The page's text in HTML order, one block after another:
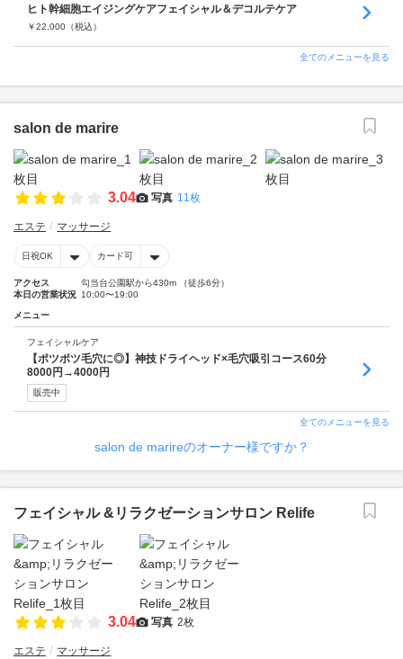
ヒト幹細胞エイジングケアフェイシャル＆デコルテケア
￥22,000 （税込）
全てのメニューを見る
salon de marire
3.04 写真 11枚
エステ マッサージ
日祝OK カード可
アクセス
勾当台公園駅から430m （徒歩6分）
本日の営業状況 10:00〜19:00
メニュー
フェイシャルケア
【ポツポツ毛穴に◎】神技ドライヘッド×毛穴吸引コース60分
8000円→4000円
販売中
全てのメニューを見る
salon de marireのオーナー様ですか？
フェイシャル &リラクゼーションサロン Relife
3.04 写真 2枚
エステ マッサージ